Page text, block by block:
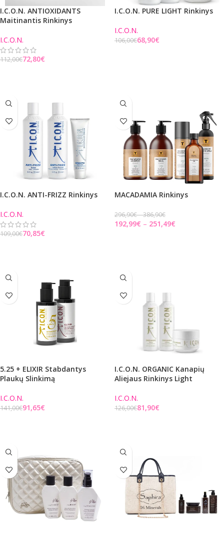
I.C.O.N. ANTIOXIDANTS
Maitinantis Rinkinys
I.C.O.N.
112,00€72,80€
I.C.O.N. PURE LIGHT Rinkinys
I.C.O.N.
106,00€68,90€
I.C.O.N. ANTI-FRIZZ Rinkinys
I.C.O.N.
109,00€70,85€
MACADAMIA Rinkinys
296,90€ 386,90€
192,99€ 251,49€
5.25 + ELIXIR Stabdantys
Plaukų Slinkimą
I.C.O.N.
141,00€91,65€
I.C.O.N. ORGANIC Kanapių
Aliejaus Rinkinys Light
I.C.O.N.
126,00€81,90€